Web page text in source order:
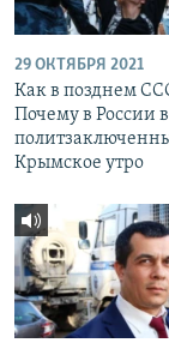
29 ОКТЯБРЯ 2021
Как в позднем
Почему в России
Крымское утро